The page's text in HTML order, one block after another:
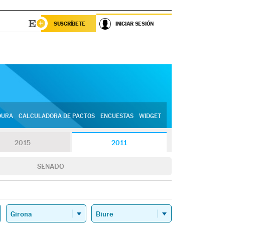
SUSCRÍBETE INICIAR SESIÓN
CALCULADORA DE PACTOS ENCUESTAS WIDGET
2015 2011
SENADO